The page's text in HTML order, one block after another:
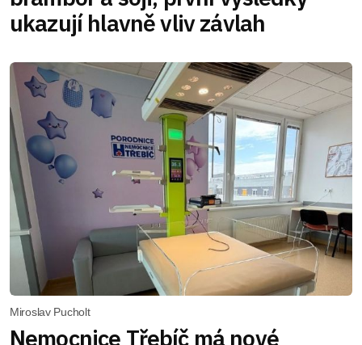
ukazují hlavně vliv závlah
Miroslav Pucholt
Nemocnice Třebíč má nové